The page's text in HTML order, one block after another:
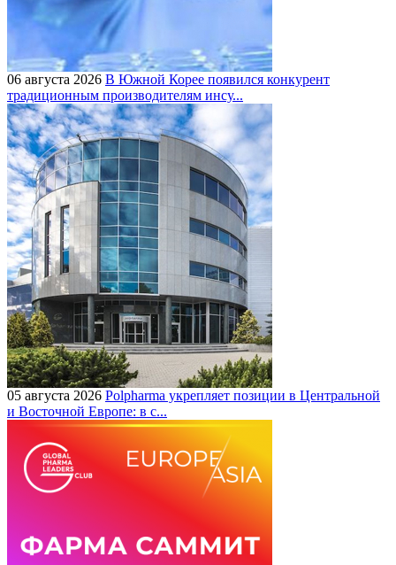
06 августа 2026 В Южной Корее появился конкурент
традиционным производителям инсу...
05 августа 2026 Polpharma укрепляет позиции в Центральной
и Восточной Европе: в с...